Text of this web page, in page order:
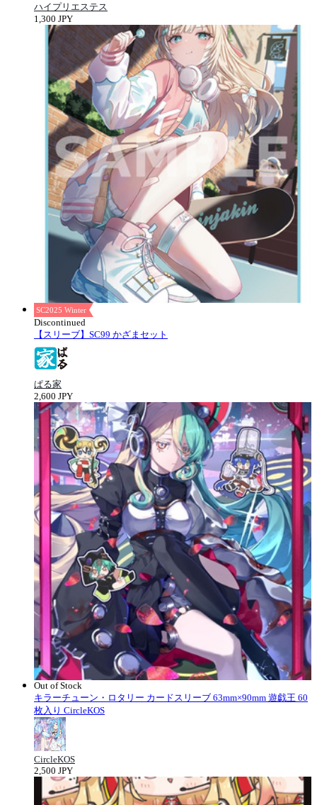
ハイプリエステス
1,300 JPY
SC2025 Winter
Discontinued
【スリーブ】SC99 かざまセット
ぱる家
2,600 JPY
Out of Stock
キラーチューン・ロタリー カードスリーブ 63mm×90mm 遊戯王 60
枚入り CircleKOS
CircleKOS
2,500 JPY